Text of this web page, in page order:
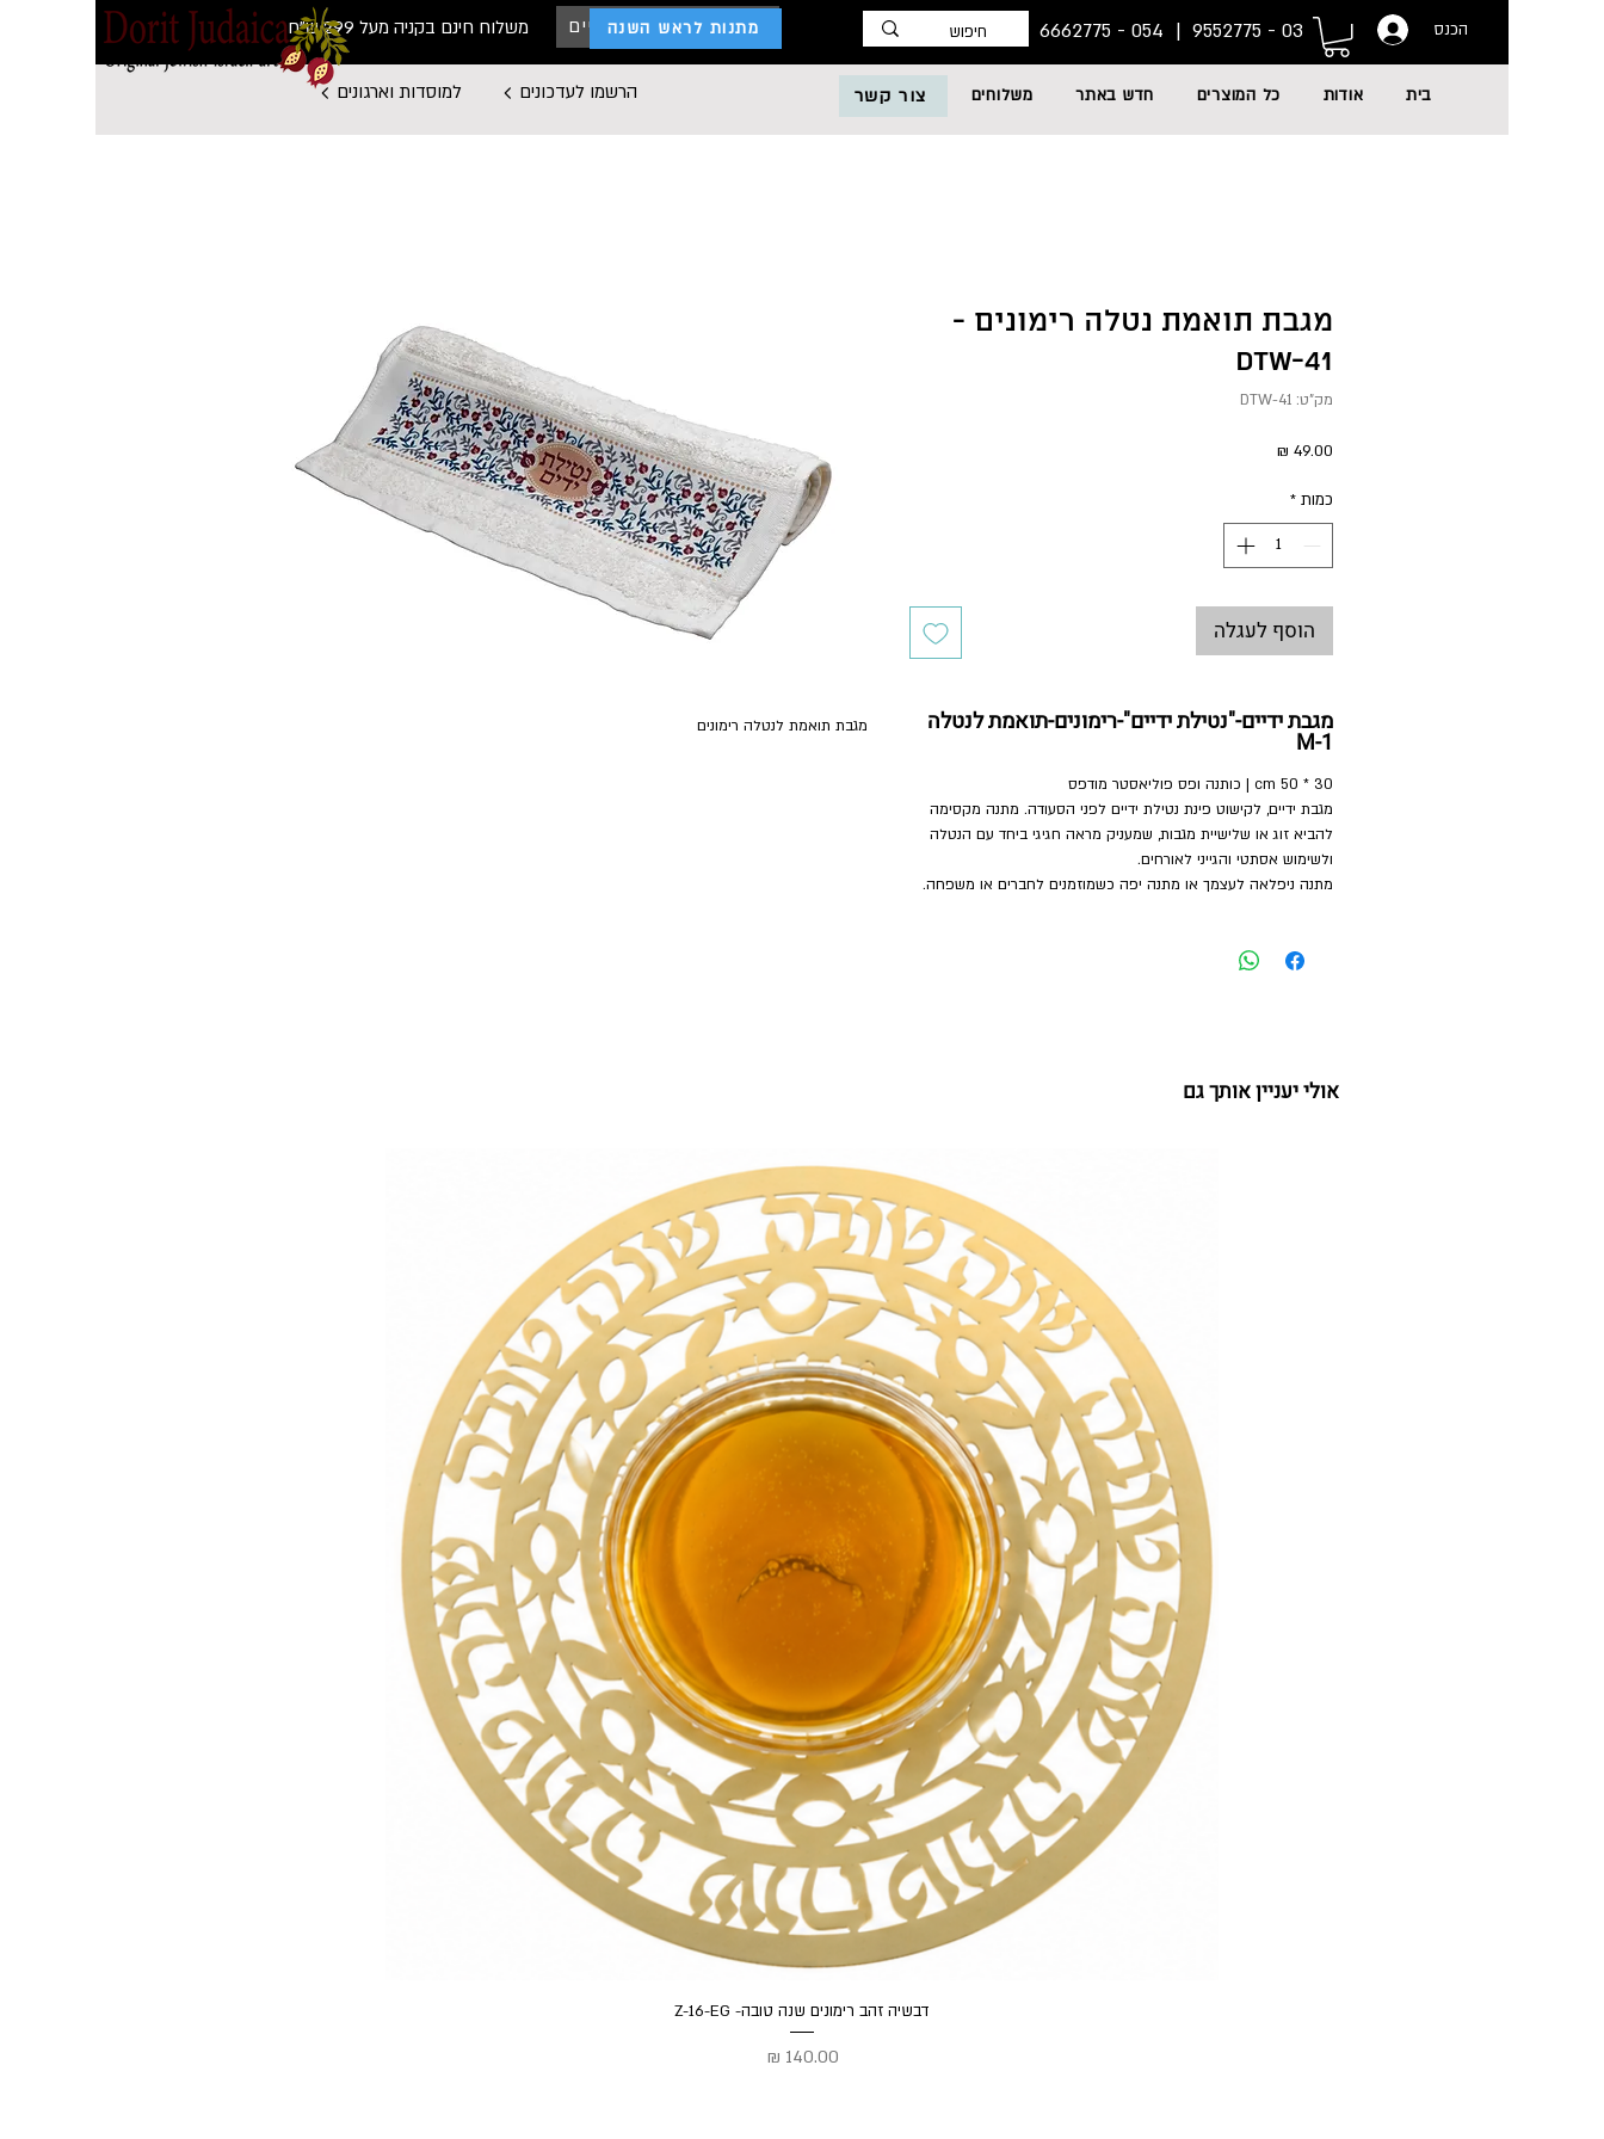
כניסת לקוחות עסקיים משלוח חינם בקניה מעל 299 ש"ח הכנס 03 - 9552775 | מתנות לראש השנה
הרשמו לעדכונים למוסדות וארגונים בית אודות כל המוצרים חדש באתר משלוחים צור קשר
מגבת תואמת לנטלה רימונים
מגבת תואמת נטלה רימונים -
DTW-41
מק"ט: DTW-41
מחיר
כמות *
הוסף לעגלה
מגבת ידיים-"נטילת ידיים"-רימונים-תואמת לנטלה
M-1
30 * 50 cm | כותנה ופס פוליאסטר מודפס
מגבת ידיים, לקישוט פינת נטילת ידיים לפני הסעודה. מתנה מקסימה
להביא זוג או שלישיית מגבות, שמעניק מראה חגיגי ביחד עם הנטלה
ולשימוש אסתטי והגייני לאורחים.
מתנה ניפלאה לעצמך או מתנה יפה כשמוזמנים לחברים או משפחה.
אולי יעניין אותך גם
תצוגה מהירה
דבשיה זהב רימונים שנה טובה- Z-16-EG
מחיר